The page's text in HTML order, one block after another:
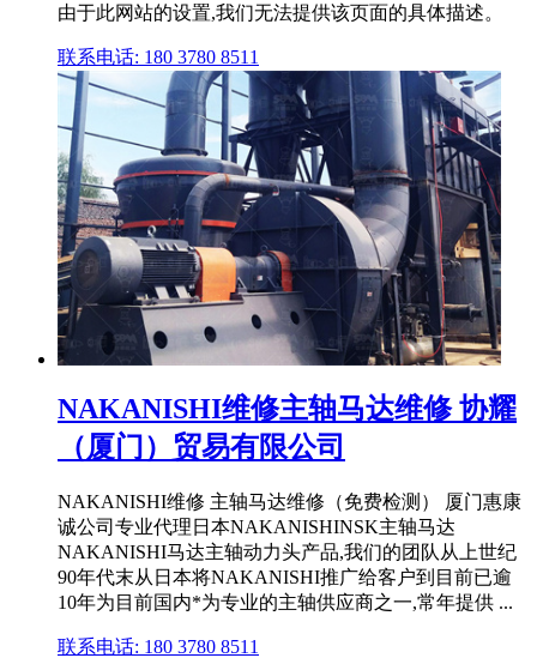
由于此网站的设置,我们无法提供该页面的具体描述。
联系电话: 180 3780 8511
NAKANISHI维修主轴马达维修 协耀
（厦门）贸易有限公司
NAKANISHI维修 主轴马达维修（免费检测） 厦门惠康
诚公司专业代理日本NAKANISHINSK主轴马达
NAKANISHI马达主轴动力头产品,我们的团队从上世纪
90年代末从日本将NAKANISHI推广给客户到目前已逾
10年为目前国内*为专业的主轴供应商之一,常年提供 ...
联系电话: 180 3780 8511